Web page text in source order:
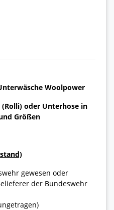
Woolpower
oder Unterhose in
Größen
gewesen oder
der Bundeswehr